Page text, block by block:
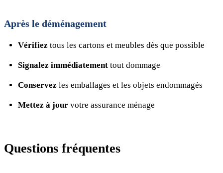
Après le déménagement
Vérifiez tous les cartons et meubles dès que possible
Signalez immédiatement tout dommage
Conservez les emballages et les objets endommagés
Mettez à jour votre assurance ménage
Questions fréquentes